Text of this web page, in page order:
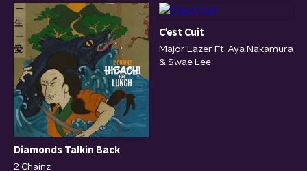
Diamonds Talkin Back
2 Chainz
C'est Cuit
Major Lazer Ft. Aya Nakamura
& Swae Lee